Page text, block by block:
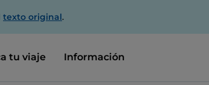
texto original.
tu viaje Información